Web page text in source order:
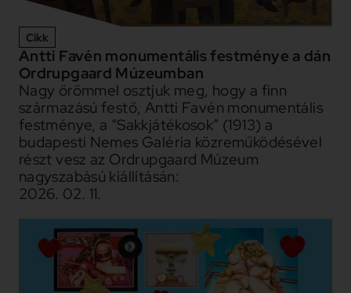
Cikk
Antti Favén monumentális festménye a dán
Ordrupgaard Múzeumban
Nagy örömmel osztjuk meg, hogy a finn
származású festő, Antti Favén monumentális
festménye, a “Sakkjátékosok” (1913) a
budapesti Nemes Galéria közreműködésével
részt vesz az Ordrupgaard Múzeum
nagyszabású kiállításán:
2026. 02. 11.